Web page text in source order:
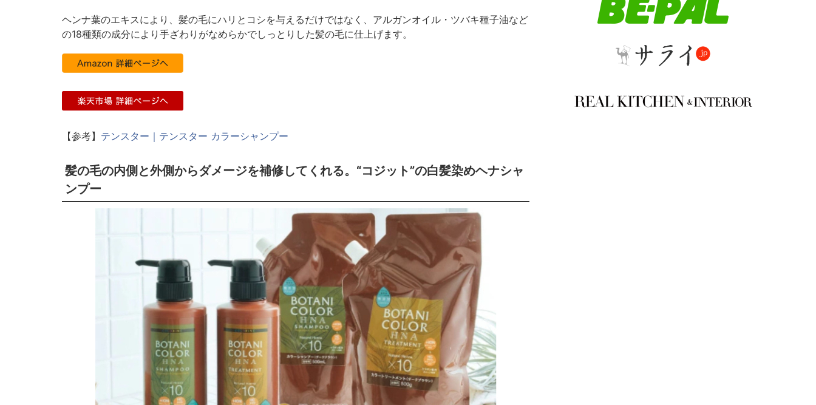
ヘンナ葉のエキスにより、髪の毛にハリとコシを与えるだけではなく、アルガンオイル・ツバキ種子油など
の18種類の成分により手ざわりがなめらかでしっとりした髪の毛に仕上げます。
【参考】 テンスター｜テンスター カラーシャンプー
髪の毛の内側と外側からダメージを補修してくれる。“コジット”の白髪染めヘナシャ
ンプー